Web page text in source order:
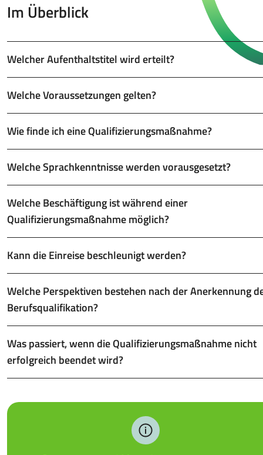
Im Überblick
Welcher Aufenthaltstitel wird erteilt?
Welche Voraussetzungen gelten?
Wie finde ich eine Qualifizierungsmaßnahme?
Welche Sprachkenntnisse werden vorausgesetzt?
Welche Beschäftigung ist während einer
Qualifizierungsmaßnahme möglich?
Kann die Einreise beschleunigt werden?
Welche Perspektiven bestehen nach der Anerkennung
Berufsqualifikation?
Was passiert, wenn die Qualifizierungsmaßnahme nicht
erfolgreich beendet wird?